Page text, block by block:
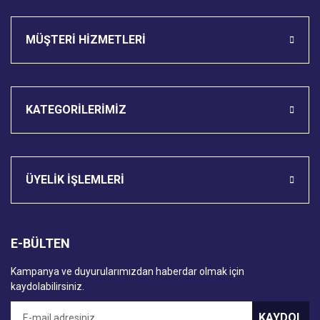
MÜŞTERİ HİZMETLERİ
KATEGORİLERİMİZ
ÜYELİK İŞLEMLERİ
E-BÜLTEN
Kampanya ve duyurularımızdan haberdar olmak için
kaydolabilirsiniz.
KAYDOL